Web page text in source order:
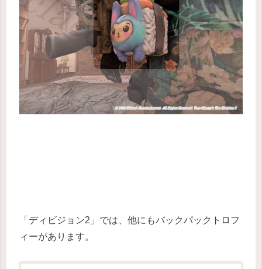
「ディビジョン2」では、他にもバックパックトロフ
ィーがあります。